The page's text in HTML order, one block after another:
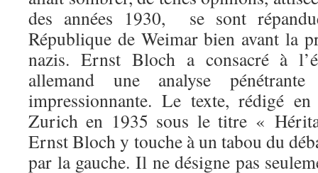
des années 1930, se sont
République de Weimar bien avant la
nazis. Ernst Bloch a consacré à
allemand une analyse
impressionnante. Le texte, rédigé
Zurich en 1935 sous le titre «
Ernst Bloch y touche à un tabou du
par la gauche. Il ne désigne pas